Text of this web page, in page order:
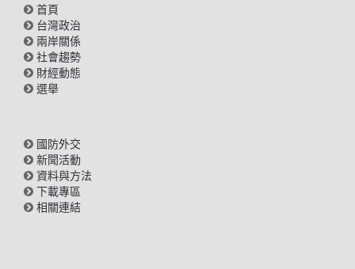
首頁
台灣政治
兩岸關係
社會趨勢
財經動態
選舉
國防外交
新聞活動
資料與方法
下載專區
相關連結